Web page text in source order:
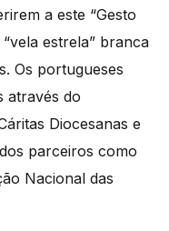
a este “Gesto
estrela” branca
Os portugueses
através do
Diocesanas e
parceiros como
Nacional das